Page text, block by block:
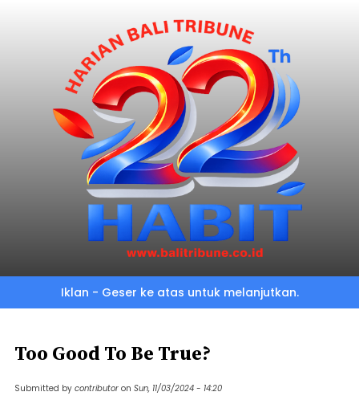
Iklan - Geser ke atas untuk melanjutkan.
Too Good To Be True?
Submitted by contributor on Sun, 11/03/2024 - 14:20